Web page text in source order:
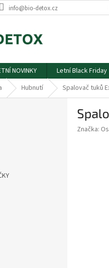
info@bio-detox.cz
NOVINKY Letní Black Friday
Hubnutí Spalovač tuků
Značka: